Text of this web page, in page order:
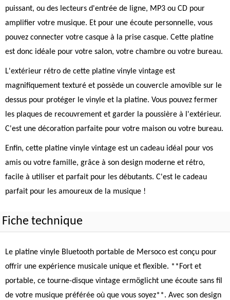
puissant, ou des lecteurs d'entrée de ligne, MP3 ou CD pour
amplifier votre musique. Et pour une écoute personnelle, vous
pouvez connecter votre casque à la prise casque. Cette platine
est donc idéale pour votre salon, votre chambre ou votre bureau.
L'extérieur rétro de cette platine vinyle vintage est
magnifiquement texturé et possède un couvercle amovible sur le
dessus pour protéger le vinyle et la platine. Vous pouvez fermer
les plaques de recouvrement et garder la poussière à l'extérieur.
C'est une décoration parfaite pour votre maison ou votre bureau.
Enfin, cette platine vinyle vintage est un cadeau idéal pour vos
amis ou votre famille, grâce à son design moderne et rétro,
facile à utiliser et parfait pour les débutants. C'est le cadeau
parfait pour les amoureux de la musique !
Fiche technique
Le platine vinyle Bluetooth portable de Mersoco est conçu pour
offrir une expérience musicale unique et flexible. **Fort et
portable, ce tourne-disque vintage ermöglicht une écoute sans fil
de votre musique préférée où que vous soyez**. Avec son design